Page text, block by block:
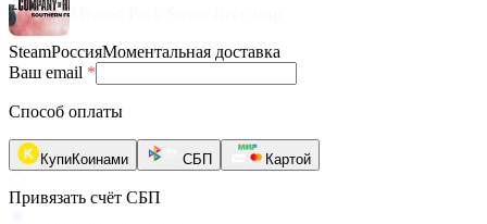
SteamРоссияМоментальная доставка
Ваш email *
Способ оплаты
КупиКоинами СБП Картой
Привязать счёт СБП